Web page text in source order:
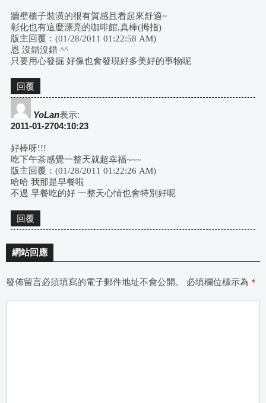
牆壁櫃子裝潢的很有質感且看起來舒適~
彰化也有這麼漂亮的咖啡館,真棒(拇指)
版主回覆：(01/28/2011 01:22:58 AM)
恩 沒錯沒錯 ^^
只要用心發掘 好像也會發現好多美好的事物呢
回覆
YoLan表示:
2011-01-2704:10:23
好棒呀!!!
吃下午茶感覺一整天就超幸福~~~
版主回覆：(01/28/2011 01:22:26 AM)
哈哈 我那是早餐啦
不過 早餐吃的好 一整天心情也會特別好呢
回覆
網站回應
發佈留言必須填寫的電子郵件地址不會公開。 必填欄位標示為 *